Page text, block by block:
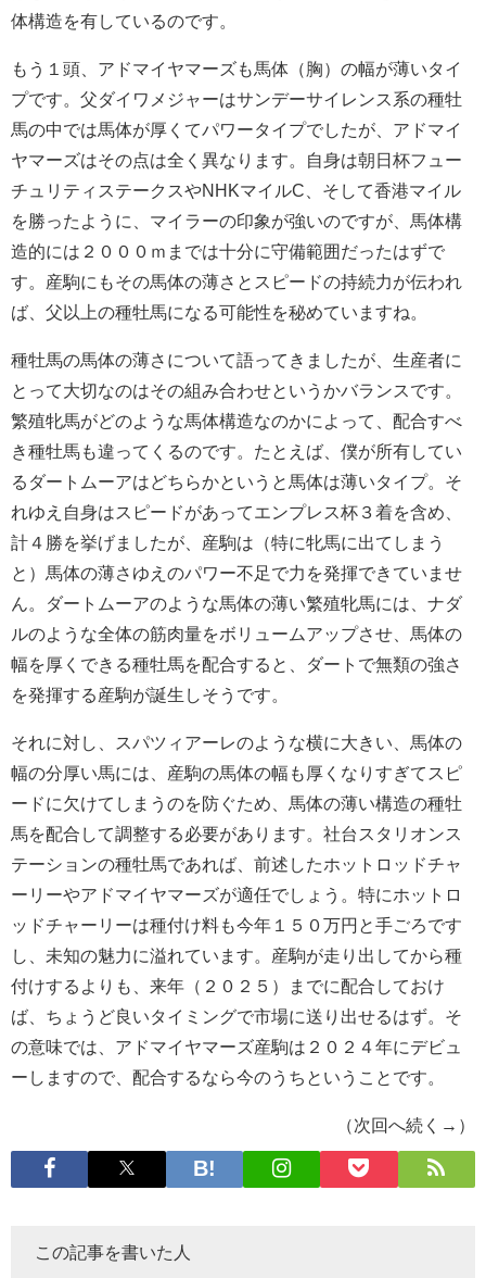
体構造を有しているのです。
もう１頭、アドマイヤマーズも馬体（胸）の幅が薄いタイ
プです。父ダイワメジャーはサンデーサイレンス系の種牡
馬の中では馬体が厚くてパワータイプでしたが、アドマイ
ヤマーズはその点は全く異なります。自身は朝日杯フュー
チュリティステークスやNHKマイルC、そして香港マイル
を勝ったように、マイラーの印象が強いのですが、馬体構
造的には２０００ｍまでは十分に守備範囲だったはずで
す。産駒にもその馬体の薄さとスピードの持続力が伝われ
ば、父以上の種牡馬になる可能性を秘めていますね。
種牡馬の馬体の薄さについて語ってきましたが、生産者に
とって大切なのはその組み合わせというかバランスです。
繁殖牝馬がどのような馬体構造なのかによって、配合すべ
き種牡馬も違ってくるのです。たとえば、僕が所有してい
るダートムーアはどちらかというと馬体は薄いタイプ。そ
れゆえ自身はスピードがあってエンプレス杯３着を含め、
計４勝を挙げましたが、産駒は（特に牝馬に出てしまう
と）馬体の薄さゆえのパワー不足で力を発揮できていませ
ん。ダートムーアのような馬体の薄い繁殖牝馬には、ナダ
ルのような全体の筋肉量をボリュームアップさせ、馬体の
幅を厚くできる種牡馬を配合すると、ダートで無類の強さ
を発揮する産駒が誕生しそうです。
それに対し、スパツィアーレのような横に大きい、馬体の
幅の分厚い馬には、産駒の馬体の幅も厚くなりすぎてスピ
ードに欠けてしまうのを防ぐため、馬体の薄い構造の種牡
馬を配合して調整する必要があります。社台スタリオンス
テーションの種牡馬であれば、前述したホットロッドチャ
ーリーやアドマイヤマーズが適任でしょう。特にホットロ
ッドチャーリーは種付け料も今年１５０万円と手ごろです
し、未知の魅力に溢れています。産駒が走り出してから種
付けするよりも、来年（２０２５）までに配合しておけ
ば、ちょうど良いタイミングで市場に送り出せるはず。そ
の意味では、アドマイヤマーズ産駒は２０２４年にデビュ
ーしますので、配合するなら今のうちということです。
（次回へ続く→）
この記事を書いた人